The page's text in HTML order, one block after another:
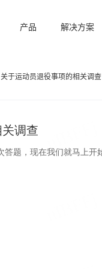
产品 解决方案
关于运动员退役事项的相关调查